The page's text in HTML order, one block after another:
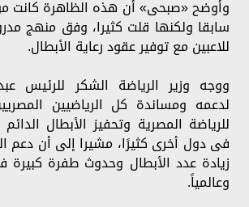
وأوضح «صبحى» أن هذه الظاهرة كانت
سابقا ولكنها قلت كثيرا، وفق منهج
للاعبين مع توفير عقود رعاية الأبطال.
ووجه وزير الرياضة الشكر للرئيس
لدعمه ومساندة كل الرياضيين
للرياضة المصرية وتحفيز الأبطال
فى دول أخرى كثيرًا، مشيرا إلى أن
زيادة عدد الأبطال وحدوث طفرة كبيرة
وعالمياً.